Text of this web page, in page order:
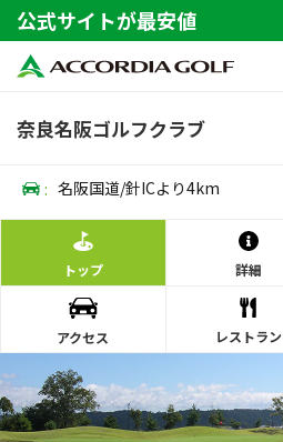
公式サイトが最安値
奈良名阪ゴルフクラブ
: 名阪国道/針ICより4km
トップ 詳細
アクセス レストラン